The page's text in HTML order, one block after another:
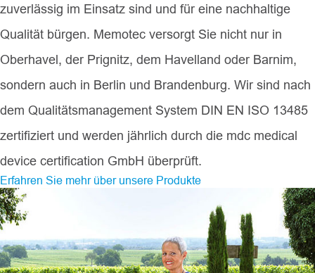
zuverlässig im Einsatz sind und für eine nachhaltige
Qualität bürgen. Memotec versorgt Sie nicht nur in
Oberhavel, der Prignitz, dem Havelland oder Barnim,
sondern auch in Berlin und Brandenburg. Wir sind nach
dem Qualitätsmanagement System DIN EN ISO 13485
zertifiziert und werden jährlich durch die mdc medical
device certification GmbH überprüft.
Erfahren Sie mehr über unsere Produkte